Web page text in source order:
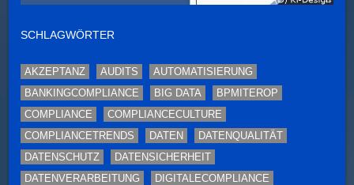
SCHLAGWÖRTER
AKZEPTANZ AUDITS
AUTOMATISIERUNG
BANKINGCOMPLIANCE
BIG DATA
BPMITEROP
COMPLIANCE
COMPLIANCECULTURE
COMPLIANCETRENDS
DATEN
DATENQUALITÄT
DATENSCHUTZ
DATENSICHERHEIT
DATENVERARBEITUNG
DIGITALECOMPLIANCE